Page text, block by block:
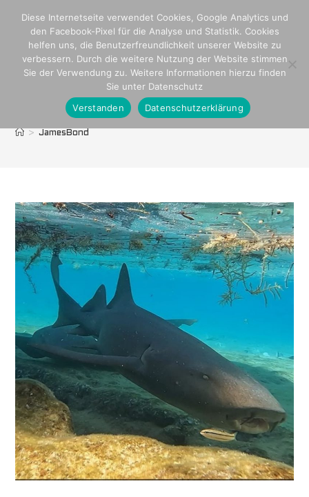
springen
JamesBond
> JamesBond
Diese Internetseite verwendet Cookies, Google Analytics und
den Facebook-Pixel für die Analyse und Statistik. Cookies
helfen uns, die Benutzerfreundlichkeit unserer Website zu
verbessern. Durch die weitere Nutzung der Website stimmen
Sie der Verwendung zu. Weitere Informationen hierzu finden
Sie unter Datenschutz
Verstanden
Datenschutzerklärung